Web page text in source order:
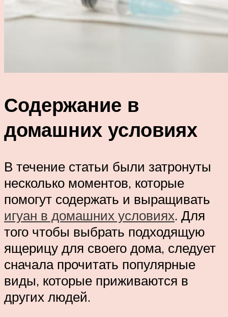
Содержание в
домашних условиях
В течение статьи были затронуты
несколько моментов, которые
помогут содержать и выращивать
игуан в домашних условиях. Для
того чтобы выбрать подходящую
ящерицу для своего дома, следует
сначала прочитать популярные
виды, которые приживаются в
других людей.